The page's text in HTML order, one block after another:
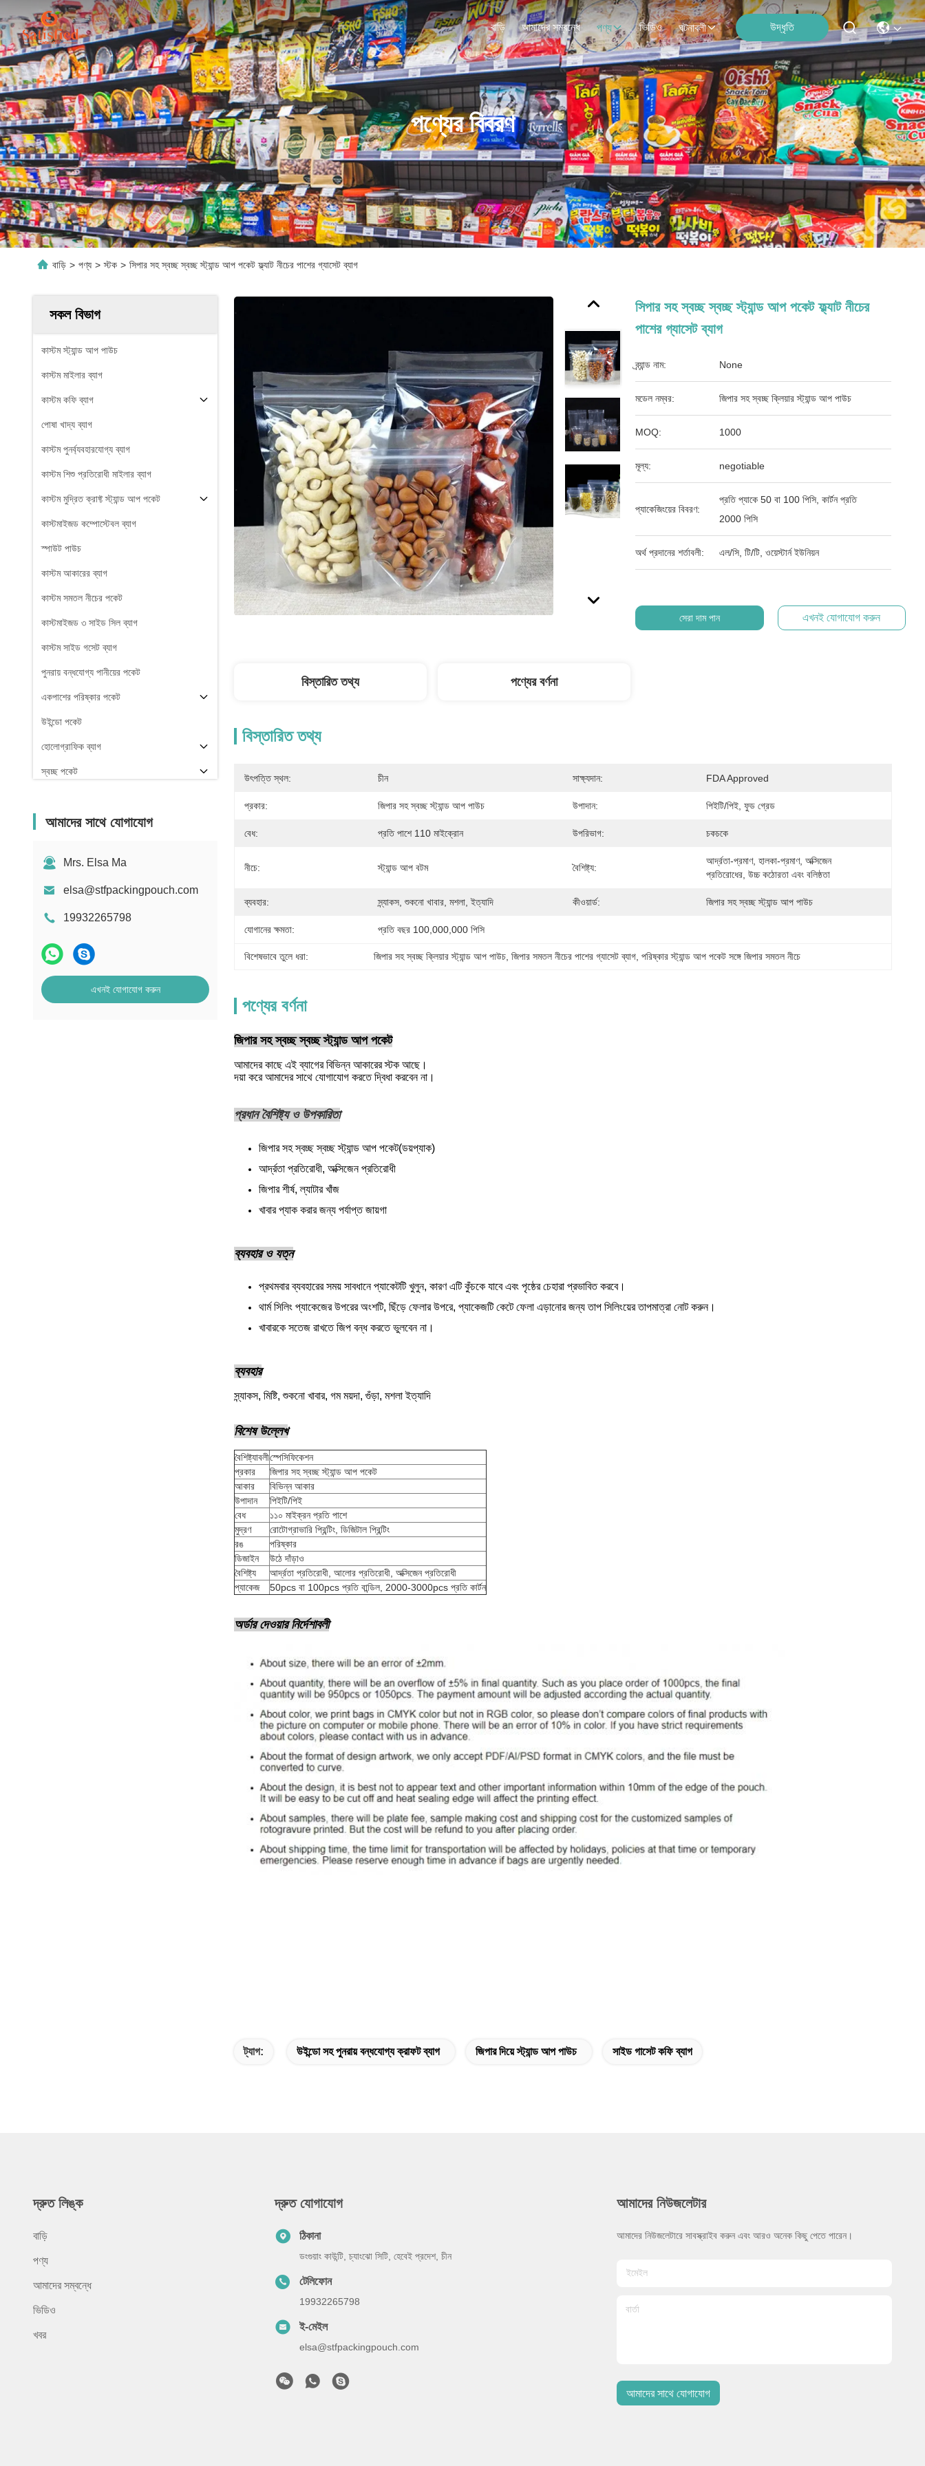
বাড়ি আমাদের সম্বন্ধে পণ্য ভিডিও ঘটনাবলী উদ্ধৃতি
পণ্যের বিবরণ
বাড়ি > পণ্য > স্টক > সিপার সহ স্বচ্ছ স্বচ্ছ স্ট্যান্ড আপ পকেট ফ্ল্যাট নীচের পাশের গ্যাসেট ব্যাগ
সকল বিভাগ
কাস্টম স্ট্যান্ড আপ পাউচ
কাস্টম মাইলার ব্যাগ
কাস্টম কফি ব্যাগ
পোষা খাদ্য ব্যাগ
কাস্টম পুনর্ব্যবহারযোগ্য ব্যাগ
কাস্টম শিশু প্রতিরোধী মাইলার ব্যাগ
কাস্টম মুদ্রিত ক্রাফ্ট স্ট্যান্ড আপ পকেট
কাস্টমাইজড কম্পোস্টেবল ব্যাগ
স্পাউট পাউচ
কাস্টম আকারের ব্যাগ
কাস্টম সমতল নীচের পকেট
কাস্টমাইজড ৩ সাইড সিল ব্যাগ
কাস্টম সাইড গসেট ব্যাগ
পুনরায় বন্ধযোগ্য পানীয়ের পকেট
একপাশের পরিষ্কার পকেট
উইন্ডো পকেট
হোলোগ্রাফিক ব্যাগ
স্বচ্ছ পকেট
আমাদের সাথে যোগাযোগ
Mrs. Elsa Ma
elsa@stfpackingpouch.com
19932265798
এখনই যোগাযোগ করুন
সিপার সহ স্বচ্ছ স্বচ্ছ স্ট্যান্ড আপ পকেট ফ্ল্যাট নীচের
পাশের গ্যাসেট ব্যাগ
ব্র্যান্ড নাম: None
মডেল নম্বর: জিপার সহ স্বচ্ছ ক্লিয়ার স্ট্যান্ড আপ পাউচ
MOQ: 1000
মূল্য: negotiable
প্যাকেজিংয়ের বিবরণ:
প্রতি প্যাকে 50 বা 100 পিসি, কার্টন প্রতি
2000 পিসি
অর্থ প্রদানের শর্তাবলী: এল/সি, টি/টি, ওয়েস্টার্ন ইউনিয়ন
সেরা দাম পান এখনই যোগাযোগ করুন
বিস্তারিত তথ্য পণ্যের বর্ণনা
বিস্তারিত তথ্য
উৎপত্তি স্থল: চীন সাক্ষ্যদান: FDA Approved
প্রকার: জিপার সহ স্বচ্ছ স্ট্যান্ড আপ পাউচ উপাদান: পিইটি/পিই, ফুড গ্রেড
বেধ: প্রতি পাশে 110 মাইক্রোন উপরিভাগ: চকচকে
নীচে: স্ট্যান্ড আপ বটম বৈশিষ্ট্য:
আর্দ্রতা-প্রমাণ, হালকা-প্রমাণ, অক্সিজেন
প্রতিরোধের, উচ্চ কঠোরতা এবং বলিষ্ঠতা
ব্যবহার: স্ন্যাকস, শুকনো খাবার, মশলা, ইত্যাদি কীওয়ার্ড: জিপার সহ স্বচ্ছ স্ট্যান্ড আপ পাউচ
যোগানের ক্ষমতা: প্রতি বছর 100,000,000 পিসি
বিশেষভাবে তুলে ধরা: জিপার সহ স্বচ্ছ ক্লিয়ার স্ট্যান্ড আপ পাউচ , জিপার সমতল নীচের পাশের গ্যাসেট ব্যাগ , পরিষ্কার স্ট্যান্ড আপ পকেট সঙ্গে জিপার সমতল নীচে
পণ্যের বর্ণনা
জিপার সহ স্বচ্ছ স্বচ্ছ স্ট্যান্ড আপ পকেট
আমাদের কাছে এই ব্যাগের বিভিন্ন আকারের স্টক আছে।
দয়া করে আমাদের সাথে যোগাযোগ করতে দ্বিধা করবেন না।
প্রধান বৈশিষ্ট্য ও উপকারিতা
জিপার সহ স্বচ্ছ স্বচ্ছ স্ট্যান্ড আপ পকেট(ডয়প্যাক)
আর্দ্রতা প্রতিরোধী, অক্সিজেন প্রতিরোধী
জিপার শীর্ষ, ল্যাটার খাঁজ
খাবার প্যাক করার জন্য পর্যাপ্ত জায়গা
ব্যবহার ও যত্ন
প্রথমবার ব্যবহারের সময় সাবধানে প্যাকেটটি খুলুন, কারণ এটি কুঁচকে যাবে এবং পৃষ্ঠের চেহারা প্রভাবিত করবে।
থার্ম সিলিং প্যাকেজের উপরের অংশটি, ছিঁড়ে ফেলার উপরে, প্যাকেজটি কেটে ফেলা এড়ানোর জন্য তাপ সিলিংয়ের তাপমাত্রা নোট করুন।
খাবারকে সতেজ রাখতে জিপ বন্ধ করতে ভুলবেন না।
ব্যবহার
স্ন্যাকস, মিষ্টি, শুকনো খাবার, গম ময়দা, গুঁড়া, মশলা ইত্যাদি
বিশেষ উল্লেখ
বৈশিষ্ট্যাবলীস্পেসিফিকেশন
প্রকার
জিপার সহ স্বচ্ছ স্ট্যান্ড আপ পকেট
আকার
বিভিন্ন আকার
উপাদান
পিইটি/পিই
বেধ
১১০ মাইক্রন প্রতি পাশে
মুদ্রণ
রোটোগ্রাভারি প্রিন্টিং, ডিজিটাল প্রিন্টিং
রঙ
পরিষ্কার
ডিজাইন
উঠে দাঁড়াও
বৈশিষ্ট্য
আর্দ্রতা প্রতিরোধী, আলোর প্রতিরোধী, অক্সিজেন প্রতিরোধী
প্যাকেজ
50pcs বা 100pcs প্রতি বান্ডিল, 2000-3000pcs প্রতি কার্টন
অর্ডার দেওয়ার নির্দেশাবলী
ট্যাগ: উইন্ডো সহ পুনরায় বন্ধযোগ্য ক্রাফট ব্যাগ জিপার দিয়ে স্ট্যান্ড আপ পাউচ সাইড গাসেট কফি ব্যাগ
দ্রুত লিঙ্ক
বাড়ি
পণ্য
আমাদের সম্বন্ধে
ভিডিও
খবর
দ্রুত যোগাযোগ
ঠিকানা
ডংগুয়াং কাউন্টি, চ্যাংঝো সিটি, হেবেই প্রদেশ, চীন
টেলিফোন
19932265798
ই-মেইল
elsa@stfpackingpouch.com
আমাদের নিউজলেটার
আমাদের নিউজলেটারে সাবস্ক্রাইব করুন এবং আরও অনেক কিছু পেতে পারেন।
আমাদের সাথে যোগাযোগ